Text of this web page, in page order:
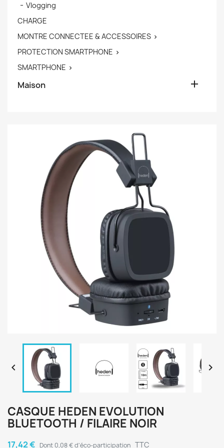
Vlogging
CHARGE
MONTRE CONNECTEE & ACCESSOIRES 
PROTECTION SMARTPHONE 
SMARTPHONE 
Maison 
 
CASQUE HEDEN EVOLUTION
BLUETOOTH / FILAIRE NOIR
17,42 € Dont 0,08 € d'éco-participation TTC